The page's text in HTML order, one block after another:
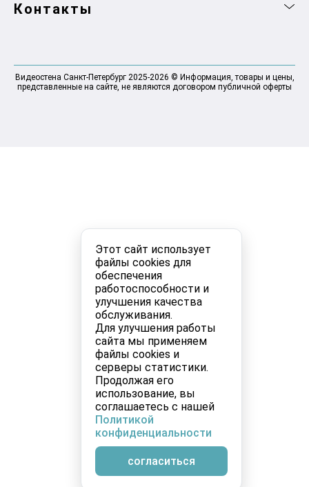
Этот сайт использует
файлы cookies для
обеспечения
работоспособности и
улучшения качества
обслуживания.
Для улучшения работы
сайта мы применяем
файлы cookies и
серверы статистики.
Продолжая его
использование, вы
соглашаетесь с нашей
Политикой
конфиденциальности
согласиться
Контакты
Видеостена Санкт-Петербург 2025-2026 © Информация, товары и цены,
представленные на сайте, не являются договором публичной оферты